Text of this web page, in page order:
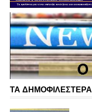
ΤΑ ΔΗΜΟΦΙΛΕΣΤΕΡΑ